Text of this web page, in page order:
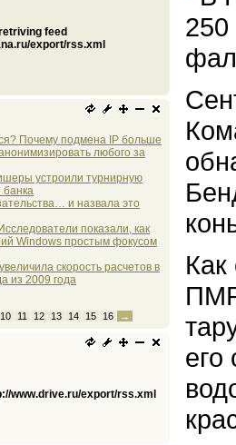
feed
export/rss.xml
Почему подмена IP больше
любого за
устроили турнирную
банка
и назвала это
показали, как
Windows простым фокусом
скорость расчетов в
из 2009 года
10 11 12 13 14 15 16 →
www.drive.ru/export/rss.xml
его